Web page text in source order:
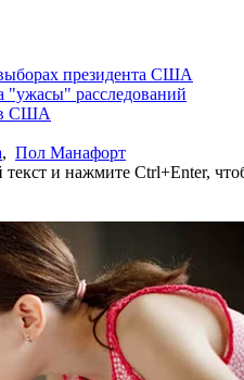
президента США
"ужасы" расследований
США
, Пол Манафорт
и нажмите Ctrl+Enter,